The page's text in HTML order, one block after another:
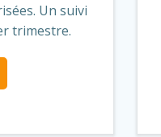
Un suivi
trimestre.